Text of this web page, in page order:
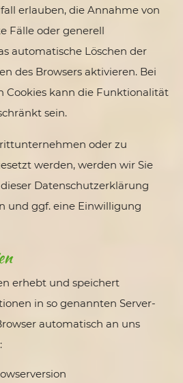
erlauben, die Annahme von
Fälle oder generell
automatische Löschen der
des Browsers aktivieren. Bei
Cookies kann die Funktionalität
sein.
oder zu
werden, werden wir Sie
Datenschutzerklärung
und ggf. eine Einwilligung
erhebt und speichert
in so genannten Server-
automatisch an uns